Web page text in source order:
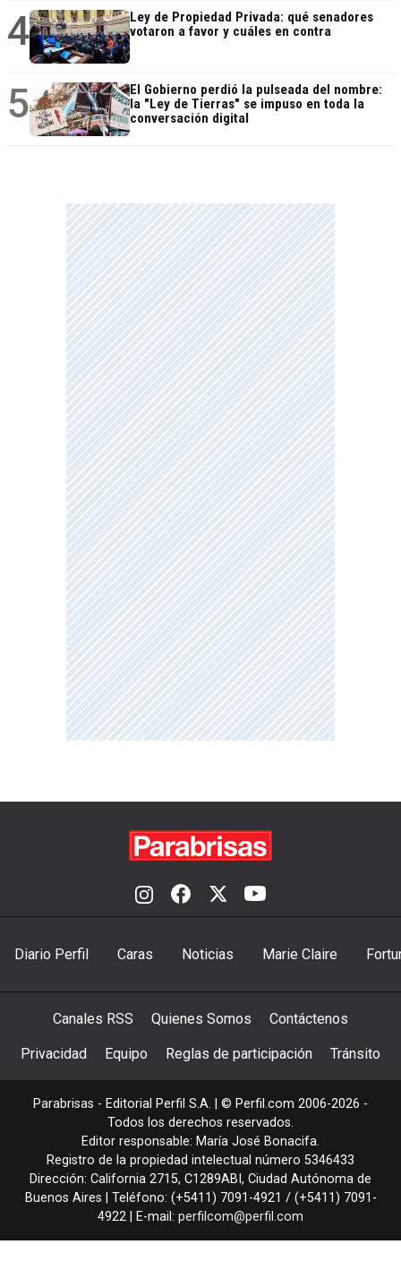
4
Ley de Propiedad Privada: qué senadores
votaron a favor y cuáles en contra
5
El Gobierno perdió la pulseada del nombre:
la "Ley de Tierras" se impuso en toda la
conversación digital
Diario Perfil Caras Noticias Marie Claire
Canales RSS Quienes Somos Contáctenos
Privacidad Equipo Reglas de participación Tránsito
Parabrisas - Editorial Perfil S.A. | © Perfil.com 2006-2026 -
Todos los derechos reservados.
Editor responsable: María José Bonacifa.
Registro de la propiedad intelectual número 5346433
Dirección: California 2715, C1289ABI , Ciudad Autónoma de
Buenos Aires | Teléfono: (+5411) 7091-4921 / (+5411) 7091-
4922 | E-mail: perfilcom@perfil.com